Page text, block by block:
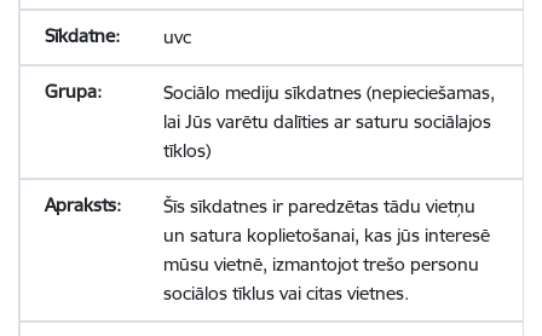
uvc
Sociālo mediju sīkdatnes (nepieciešamas,
lai Jūs varētu dalīties ar saturu sociālajos
tīklos)
Šīs sīkdatnes ir paredzētas tādu vietņu
un satura koplietošanai, kas jūs interesē
mūsu vietnē, izmantojot trešo personu
sociālos tīklus vai citas vietnes.